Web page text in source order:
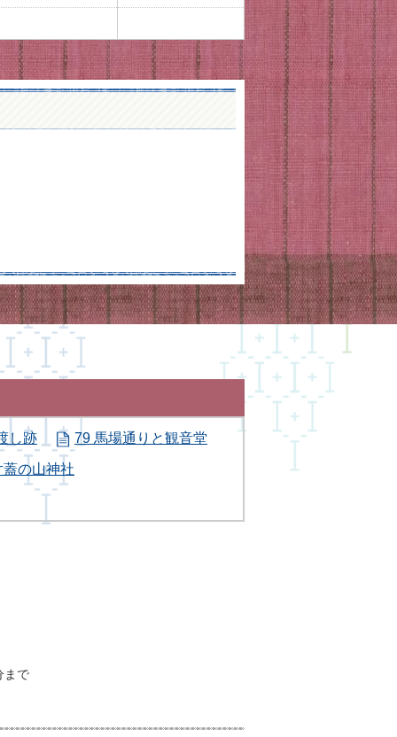
し跡 79 馬場通りと観音堂
蓋の山神社
まで